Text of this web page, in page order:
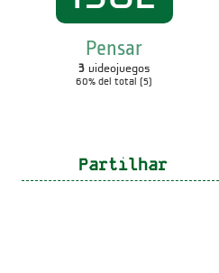
Pensar
3 videojuegos
60% del total (5)
Partilhar